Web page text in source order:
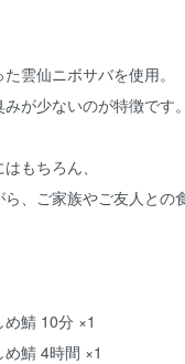
雲仙ニボサバを使用。
が少ないのが特徴です。
もちろん、
、ご家族やご友人との
め鯖 10分 ×1
め鯖 4時間 ×1